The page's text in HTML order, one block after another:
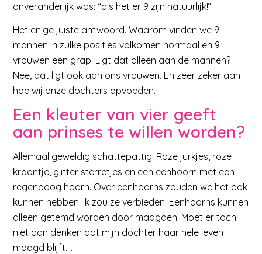
onveranderlijk was: “als het er 9 zijn natuurlijk!”
Het enige juiste antwoord. Waarom vinden we 9
mannen in zulke posities volkomen normaal en 9
vrouwen een grap! Ligt dat alleen aan de mannen?
Nee, dat ligt ook aan ons vrouwen. En zeer zeker aan
hoe wij onze dochters opvoeden.
Een kleuter van vier geeft
aan prinses te willen worden?
Allemaal geweldig schattepattig. Roze jurkjes, roze
kroontje, glitter sterretjes en een eenhoorn met een
regenboog hoorn. Over eenhoorns zouden we het ook
kunnen hebben: ik zou ze verbieden. Eenhoorns kunnen
alleen getemd worden door maagden. Moet er toch
niet aan denken dat mijn dochter haar hele leven
maagd blijft….